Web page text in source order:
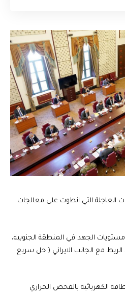
العاجلة التي انطوت على معالجات
الجهد في المنطقة الجنوبية،
مع الجانب الايراني ( حل سريع
الكهربائية بالفحص الحراري